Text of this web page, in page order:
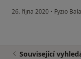
26. října 2020 • Fyzio
Související